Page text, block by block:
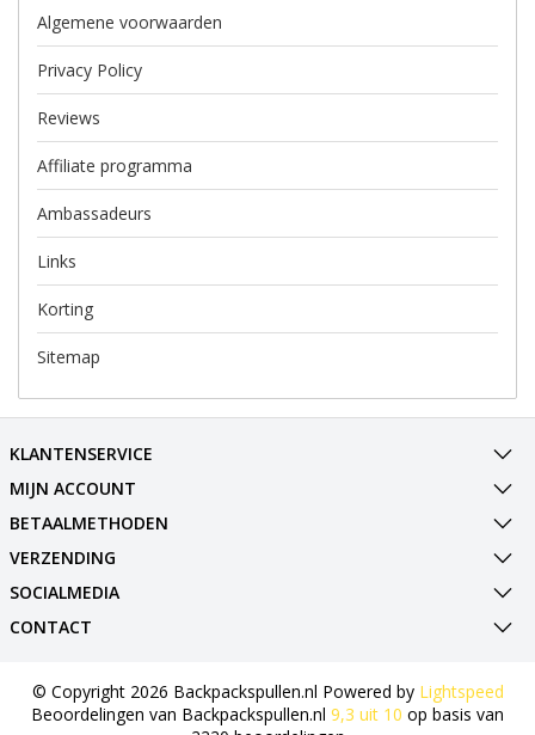
Algemene voorwaarden
Privacy Policy
Reviews
Affiliate programma
Ambassadeurs
Links
Korting
Sitemap
KLANTENSERVICE
MIJN ACCOUNT
BETAALMETHODEN
VERZENDING
SOCIALMEDIA
CONTACT
© Copyright 2026 Backpackspullen.nl Powered by Lightspeed
Beoordelingen van Backpackspullen.nl 9,3 uit 10 op basis van